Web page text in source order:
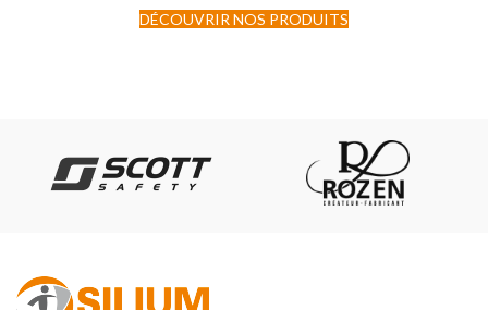
DÉCOUVRIR NOS PRODUITS